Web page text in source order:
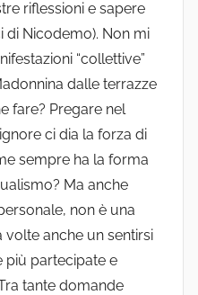
riflessioni e sapere
di Nicodemo). Non mi
“collettive”
dalle terrazze
fare? Pregare nel
ci dia la forza di
sempre ha la forma
Ma anche
non è una
anche un sentirsi
più partecipate e
tante domande